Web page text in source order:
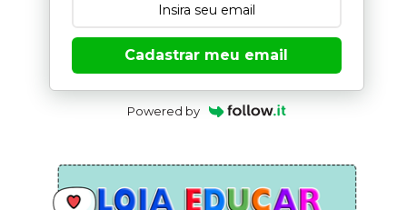
Cadastrar meu email
Powered by